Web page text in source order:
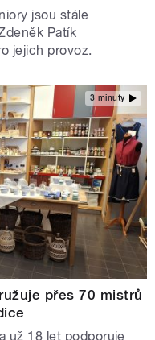
jsou stále
Patík
jejich provoz.
3 minuty
přes 70 mistrů
už 18 let podporuje